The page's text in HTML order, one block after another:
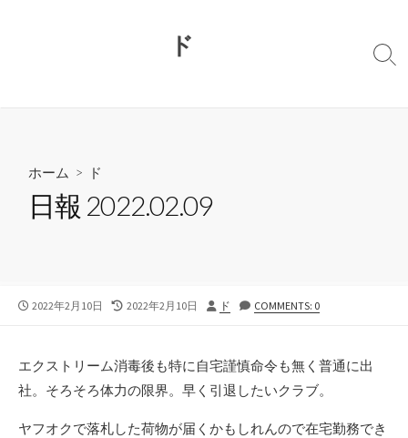
ド
検
ホーム > ド
日報 2022.02.09
公
2022年2月10日
最
新
日
2022年2月10日
投
ド COMMENTS: 0
エクストリーム消毒後も特に自宅謹慎命令も無く普通に出
社。そろそろ体力の限界。早く引退したいクラブ。
ヤフオクで落札した荷物が届くかもしれんので在宅勤務でき